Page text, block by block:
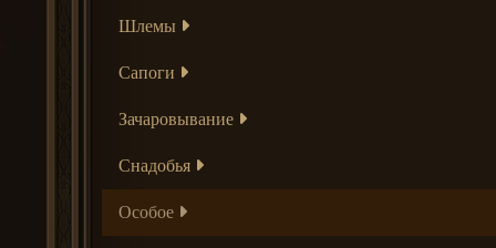
Шлемы
Сапоги
Зачаровывание
Снадобья
Особое